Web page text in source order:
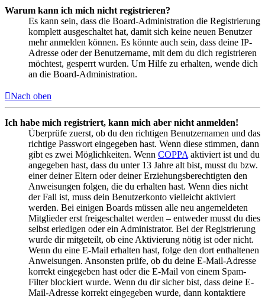
Warum kann ich mich nicht registrieren?
Es kann sein, dass die Board-Administration die Registrierung
komplett ausgeschaltet hat, damit sich keine neuen Benutzer
mehr anmelden können. Es könnte auch sein, dass deine IP-
Adresse oder der Benutzername, mit dem du dich registrieren
möchtest, gesperrt wurden. Um Hilfe zu erhalten, wende dich
an die Board-Administration.
Nach oben
Ich habe mich registriert, kann mich aber nicht anmelden!
Überprüfe zuerst, ob du den richtigen Benutzernamen und das
richtige Passwort eingegeben hast. Wenn diese stimmen, dann
gibt es zwei Möglichkeiten. Wenn COPPA aktiviert ist und du
angegeben hast, dass du unter 13 Jahre alt bist, musst du bzw.
einer deiner Eltern oder deiner Erziehungsberechtigten den
Anweisungen folgen, die du erhalten hast. Wenn dies nicht
der Fall ist, muss dein Benutzerkonto vielleicht aktiviert
werden. Bei einigen Boards müssen alle neu angemeldeten
Mitglieder erst freigeschaltet werden – entweder musst du dies
selbst erledigen oder ein Administrator. Bei der Registrierung
wurde dir mitgeteilt, ob eine Aktivierung nötig ist oder nicht.
Wenn du eine E-Mail erhalten hast, folge den dort enthaltenen
Anweisungen. Ansonsten prüfe, ob du deine E-Mail-Adresse
korrekt eingegeben hast oder die E-Mail von einem Spam-
Filter blockiert wurde. Wenn du dir sicher bist, dass deine E-
Mail-Adresse korrekt eingegeben wurde, dann kontaktiere